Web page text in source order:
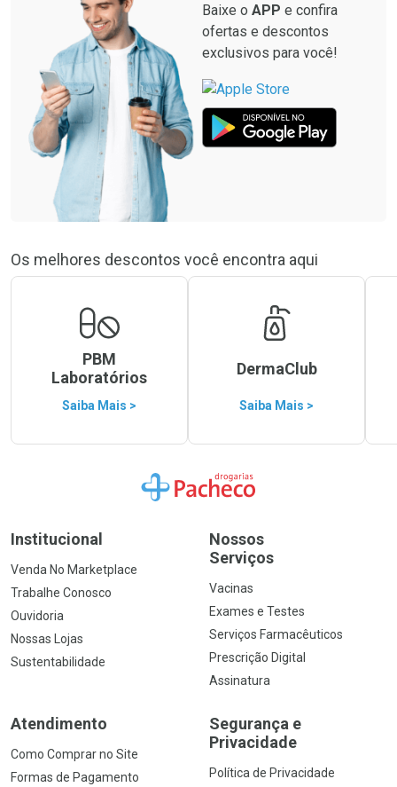
Baixe o APP e confira
ofertas e descontos
exclusivos para você!
Os melhores descontos você encontra aqui
PBM
Laboratórios
Saiba Mais >
DermaClub
Saiba Mais >
Ir para a Home
Institucional
Venda No Marketplace
Trabalhe Conosco
Ouvidoria
Nossas Lojas
Sustentabilidade
Nossos
Serviços
Vacinas
Exames e Testes
Serviços Farmacêuticos
Prescrição Digital
Assinatura
Atendimento
Como Comprar no Site
Formas de Pagamento
Segurança e
Privacidade
Política de Privacidade